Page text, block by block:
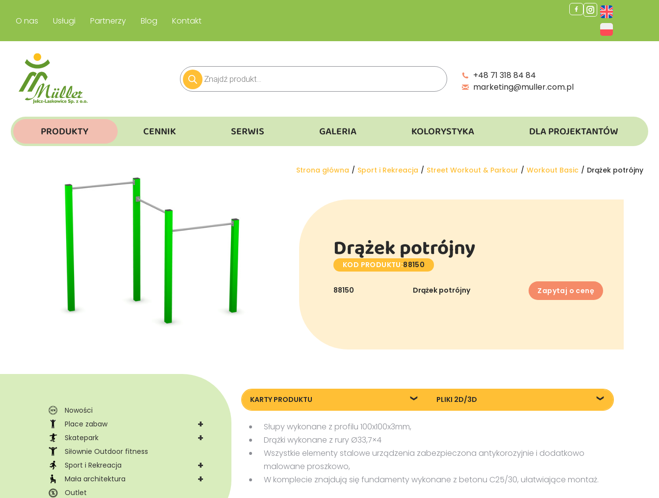
O nas Usługi Partnerzy Blog Kontakt
+48 71 318 84 84
marketing@muller.com.pl
PRODUKTY CENNIK SERWIS GALERIA KOLORYSTYKA DLA PROJEKTANTÓW
Jesteś tutaj:
Strona główna Sport i Rekreacja Street Workout & Parkour Workout Basic Drążek potrójny
Drążek potrójny
KOD PRODUKTU:88150
88150 Drążek potrójny Zapytaj o cenę
Nowości
+
Place zabaw
+
Skatepark
Siłownie Outdoor fitness
+
Sport i Rekreacja
+
Mała architektura
Outlet
KARTY PRODUKTU
Karta techniczna
PLIKI 2D/3D
Słupy wykonane z profilu 100x100x3mm,
Drążki wykonane z rury Ø33,7×4
Wszystkie elementy stalowe urządzenia zabezpieczona antykorozyjnie i dodatkowo
malowane proszkowo,
W komplecie znajdują się fundamenty wykonane z betonu C25/30, ułatwiające montaż.